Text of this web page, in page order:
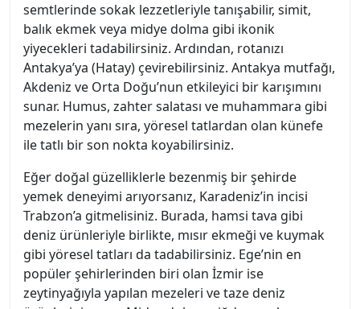
semtlerinde sokak lezzetleriyle tanışabilir, simit,
balık ekmek veya midye dolma gibi ikonik
yiyecekleri tadabilirsiniz. Ardından, rotanızı
Antakya’ya (Hatay) çevirebilirsiniz. Antakya mutfağı,
Akdeniz ve Orta Doğu’nun etkileyici bir karışımını
sunar. Humus, zahter salatası ve muhammara gibi
mezelerin yanı sıra, yöresel tatlardan olan künefe
ile tatlı bir son nokta koyabilirsiniz.
Eğer doğal güzelliklerle bezenmiş bir şehirde
yemek deneyimi arıyorsanız, Karadeniz’in incisi
Trabzon’a gitmelisiniz. Burada, hamsi tava gibi
deniz ürünleriyle birlikte, mısır ekmeği ve kuymak
gibi yöresel tatları da tadabilirsiniz. Ege’nin en
popüler şehirlerinden biri olan İzmir ise
zeytinyağıyla yapılan mezeleri ve taze deniz